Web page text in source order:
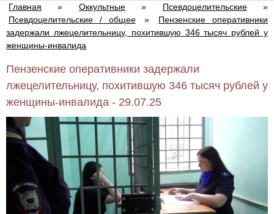
Главная » Оккультные » Псевдоцелительские
»
Псевдоцелительские / общее
»
Пензенские оперативники
задержали лжецелительницу, похитившую 346 тысяч рублей у
женщины-инвалида
Пензенские оперативники задержали
лжецелительницу, похитившую 346 тысяч рублей у
женщины-инвалида - 29.07.25